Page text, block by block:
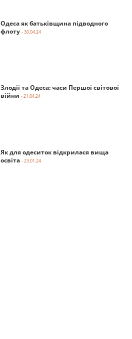
Одеса як батьківщина підводного
флоту - 30.04.24
Злодії та Одеса: часи Першої світової
війни - 21.04.24
Як для одеситок відкрилася вища
освіта - 23.01.24